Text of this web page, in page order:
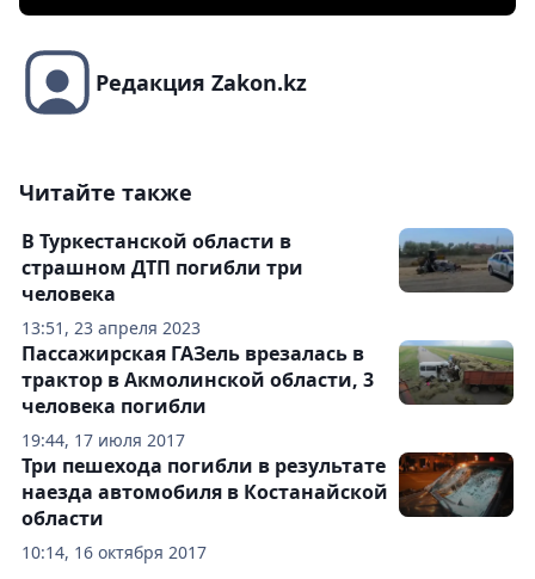
Редакция Zakon.kz
Читайте также
13:51, 23 апреля 2023
В Туркестанской области в
страшном ДТП погибли три
человека
19:44, 17 июля 2017
Пассажирская ГАЗель врезалась в
трактор в Акмолинской области, 3
человека погибли
10:14, 16 октября 2017
Три пешехода погибли в результате
наезда автомобиля в Костанайской
области